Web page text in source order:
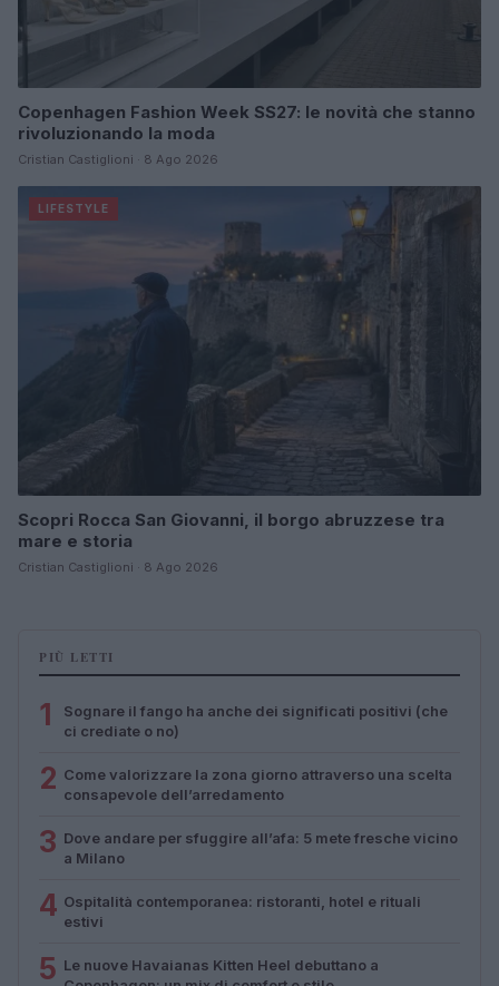
Copenhagen Fashion Week SS27: le novità che stanno
rivoluzionando la moda
Cristian Castiglioni · 8 Ago 2026
LIFESTYLE
Scopri Rocca San Giovanni, il borgo abruzzese tra
mare e storia
Cristian Castiglioni · 8 Ago 2026
PIÙ LETTI
1
Sognare il fango ha anche dei significati positivi (che
ci crediate o no)
2 Come valorizzare la zona giorno attraverso una scelta
consapevole dell’arredamento
3 Dove andare per sfuggire all’afa: 5 mete fresche vicino
a Milano
4 Ospitalità contemporanea: ristoranti, hotel e rituali
estivi
5 Le nuove Havaianas Kitten Heel debuttano a